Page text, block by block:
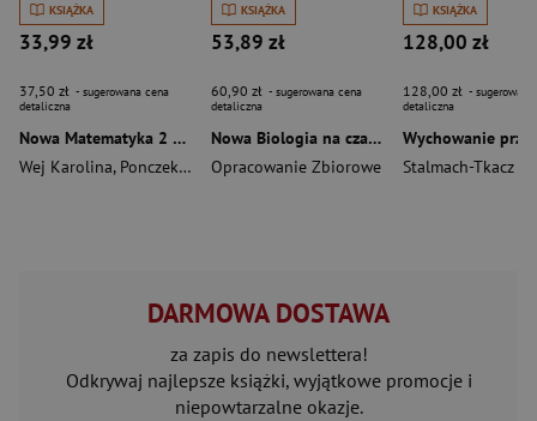
KSIĄŻKA
33,99 zł
37,50 zł - sugerowana cena
detaliczna
Nowa Matematyka 2 maturalne karty pracy zakres rozszerzony EDYCJA 2025
Wej Karolina, Ponczek Dorota
KSIĄŻKA
53,89 zł
60,90 zł - sugerowana cena
detaliczna
Nowa Biologia na czasie 1 SMARTBOOK liceum i technikum zakres podstawowy EDYCJA 2025
Opracowanie Zbiorowe
KSIĄŻKA
128,00 zł
128,00 zł -
detaliczna
Stalmach-Tkacz
DARMOWA DOSTAWA
za zapis do newslettera!
Odkrywaj najlepsze książki, wyjątkowe promocje i
niepowtarzalne okazje.